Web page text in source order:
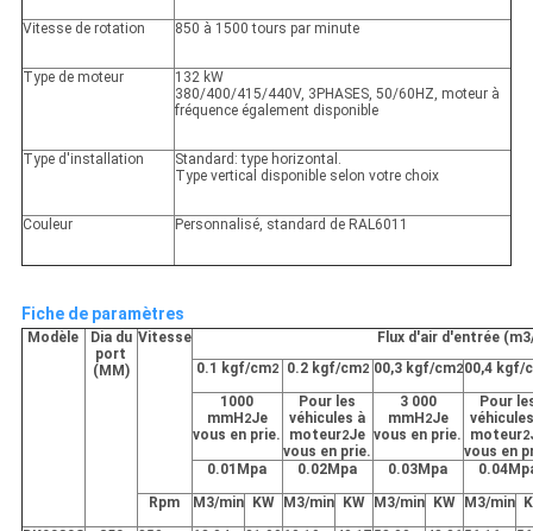
Vitesse de rotation 850 à 1500 tours par minute
Type de moteur
132 kW
380/400/415/440V, 3PHASES, 50/60HZ, moteur à
fréquence également disponible
Type d'installation
Standard: type horizontal.
Type vertical disponible selon votre choix
Couleur Personnalisé, standard de RAL6011
Fiche de paramètres
Modèle
Dia du
port
(MM)
Vitesse
Flux d'air d'entrée
0.1 kgf/cm2 0.2 kgf/cm2 00,3 kgf/cm200,4 kgf/
1000
mmH 2Je
vous en prie.
Pour les
véhicules à
moteur2Je
vous en prie.
3 000
mmH 2Je
vous en prie.
Pour
moteur2
vous en
0.01Mpa
0.02Mpa 0.03Mpa
Rpm
M3/min KW M3/min KW M3/min KW M3/min